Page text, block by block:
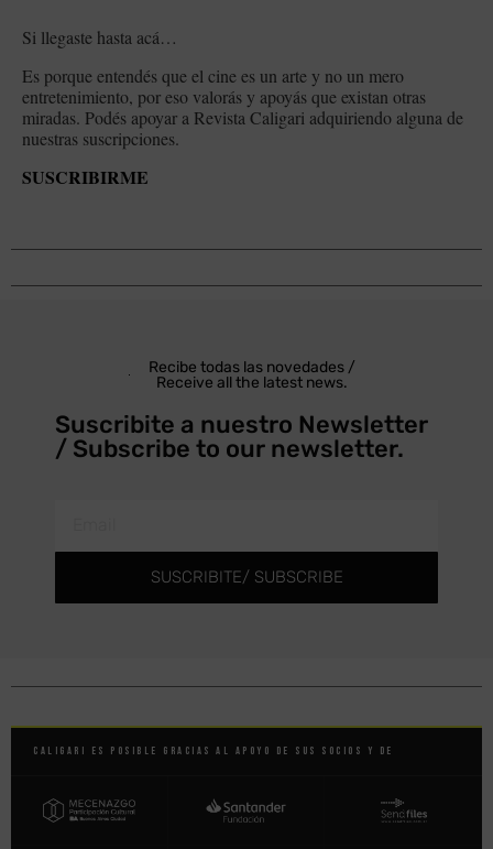
Si llegaste hasta acá…
Es porque entendés que el cine es un arte y no un mero
entretenimiento, por eso valorás y apoyás que existan otras
miradas. Podés apoyar a Revista Caligari adquiriendo alguna de
nuestras suscripciones.
SUSCRIBIRME
Recibe todas las novedades /
Receive all the latest news.
Suscribite a nuestro Newsletter
/ Subscribe to our newsletter.
SUSCRIBITE/ SUBSCRIBE
Caligari es posible gracias al apoyo de sus socios y de